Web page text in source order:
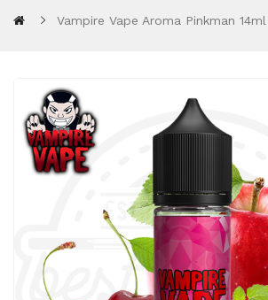
Vampire Vape Aroma Pinkman 14ml